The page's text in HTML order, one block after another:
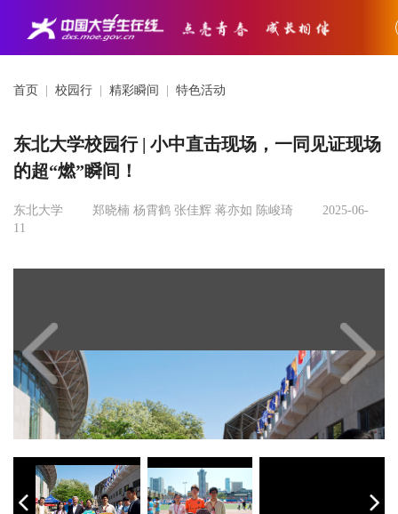
首页 校园行 精彩瞬间 特色活动
东北大学校园行 | 小中直击现场，一同见证现场
的超“燃”瞬间！
东北大学 郑晓楠 杨霄鹤 张佳辉 蒋亦如 陈峻琦
2025-06-
11